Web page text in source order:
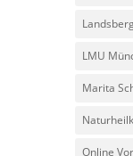
LMU
Marita
Online